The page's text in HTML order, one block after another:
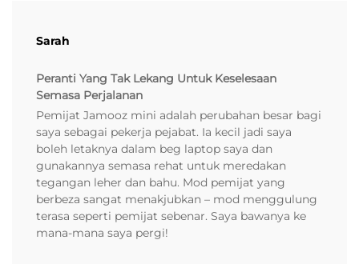
Sarah
Peranti Yang Tak Lekang Untuk Keselesaan
Semasa Perjalanan
Pemijat Jamooz mini adalah perubahan besar bagi
saya sebagai pekerja pejabat. Ia kecil jadi saya
boleh letaknya dalam beg laptop saya dan
gunakannya semasa rehat untuk meredakan
tegangan leher dan bahu. Mod pemijat yang
berbeza sangat menakjubkan – mod menggulung
terasa seperti pemijat sebenar. Saya bawanya ke
mana-mana saya pergi!